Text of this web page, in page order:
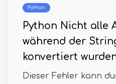
Python
Python Nicht alle
während der
konvertiert
Dieser Fehler kann